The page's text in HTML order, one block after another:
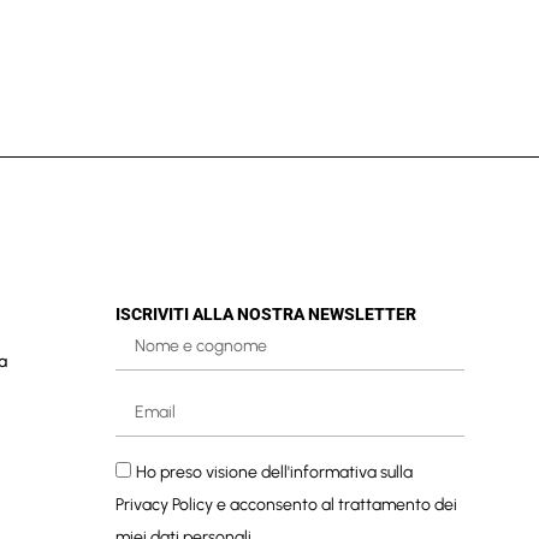
ISCRIVITI ALLA NOSTRA NEWSLETTER
Ho preso visione dell'informativa sulla
Privacy Policye acconsento al trattamento dei